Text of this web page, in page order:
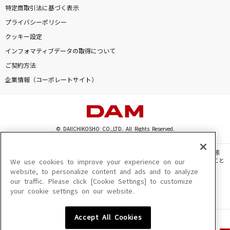
特定商取引法に基づく表示
プライバシーポリシー
クッキー設定
インフォマティブデータの取得について
ご契約方法
企業情報（コーポレートサイト）
© DAIICHIKOSHO CO.,LTD. All Rights Reserved.
このサイトに掲載されている一切の文章・画像・写真・動画・音声等を、手段や形態
を問わず、著作権法の定める範囲を超えて無断で複製、転載、ファイル化などすること
を禁じます。
楽曲及びコンテンツは、機種によりご利用いただけない場合があります。
楽曲及びコンテンツの配信日、配信内容が変更になる場合があります。
We use cookies to improve your experience on our
website, to personalize content and ads and to analyze
our traffic. Please click [Cookie Settings] to customize
your cookie settings on our website.
Accept All Cookies